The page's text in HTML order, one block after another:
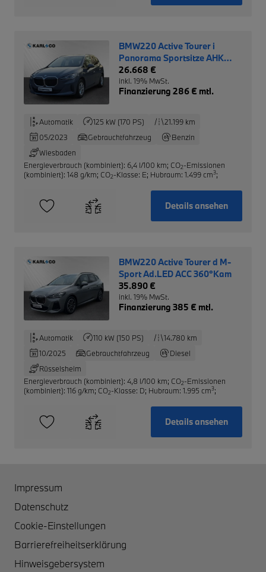
BMW220 Active Tourer i
Panorama Sportsitze AHK
adapt. LED
26.668 €
inkl. 19% MwSt.
Finanzierung 286 € mtl.
Automatik 125 kW (170 PS)
21.199 km
05/2023
Gebrauchtfahrzeug
Benzin
Wiesbaden
Energieverbrauch (kombiniert): 6,4 l/100 km; CO2-Emissionen
(kombiniert): 148 g/km; CO2-Klasse: E; Hubraum: 1.499 cm3;
Details ansehen
BMW220 Active Tourer d M-
Sport Ad.LED ACC 360°Kam
35.890 €
inkl. 19% MwSt.
Finanzierung 385 € mtl.
Automatik 110 kW (150 PS)
14.780 km
10/2025
Gebrauchtfahrzeug
Diesel
Rüsselsheim
Energieverbrauch (kombiniert): 4,8 l/100 km; CO2-Emissionen
(kombiniert): 116 g/km; CO2-Klasse: D; Hubraum: 1.995 cm3;
Details ansehen
Impressum
Datenschutz
Cookie-Einstellungen
Barrierefreiheitserklärung
Hinweisgebersystem